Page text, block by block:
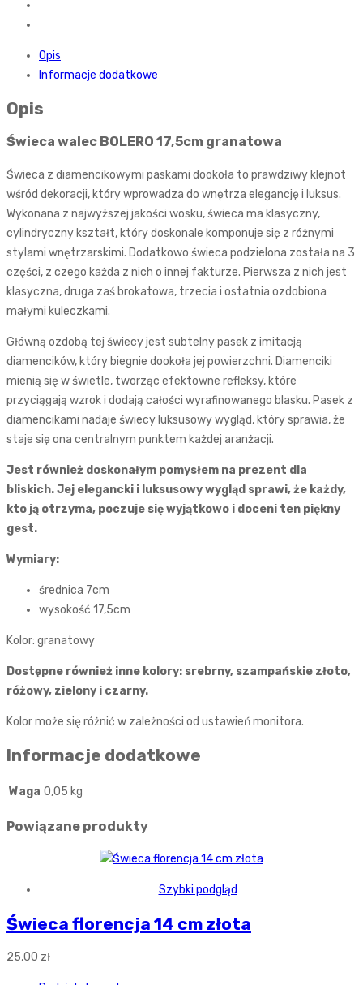
Opis
Informacje dodatkowe
Opis
Świeca walec BOLERO 17,5cm granatowa
Świeca z diamencikowymi paskami dookoła to prawdziwy klejnot
wśród dekoracji, który wprowadza do wnętrza elegancję i luksus.
Wykonana z najwyższej jakości wosku, świeca ma klasyczny,
cylindryczny kształt, który doskonale komponuje się z różnymi
stylami wnętrzarskimi. Dodatkowo świeca podzielona została na 3
części, z czego każda z nich o innej fakturze. Pierwsza z nich jest
klasyczna, druga zaś brokatowa, trzecia i ostatnia ozdobiona
małymi kuleczkami.
Główną ozdobą tej świecy jest subtelny pasek z imitacją
diamencików, który biegnie dookoła jej powierzchni. Diamenciki
mienią się w świetle, tworząc efektowne refleksy, które
przyciągają wzrok i dodają całości wyrafinowanego blasku. Pasek z
diamencikami nadaje świecy luksusowy wygląd, który sprawia, że
staje się ona centralnym punktem każdej aranżacji.
Jest również doskonałym pomysłem na prezent dla
bliskich. Jej elegancki i luksusowy wygląd sprawi, że każdy,
kto ją otrzyma, poczuje się wyjątkowo i doceni ten piękny
gest.
Wymiary:
średnica 7cm
wysokość 17,5cm
Kolor: granatowy
Dostępne również inne kolory: srebrny, szampańskie złoto,
różowy, zielony i czarny.
Kolor może się różnić w zależności od ustawień monitora.
Informacje dodatkowe
Waga 0,05 kg
Powiązane produkty
Szybki podgląd
Świeca florencja 14 cm złota
25,00 zł